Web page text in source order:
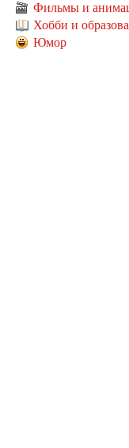
Фильмы и
Хобби и
Юмор